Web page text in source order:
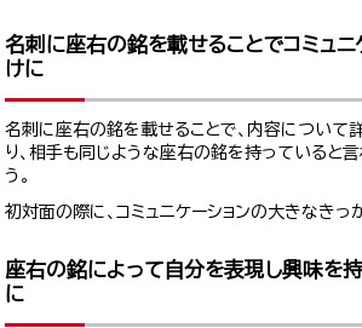
名刺に座右の銘を載せることでコミュニ
けに
名刺に座右の銘を載せることで、内容について
り、相手も同じような座右の銘を持っていると
う。
初対面の際に、コミュニケーションの大きなきっ
座右の銘によって自分を表現し興味を
に